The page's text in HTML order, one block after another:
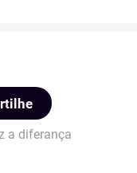
a diferança